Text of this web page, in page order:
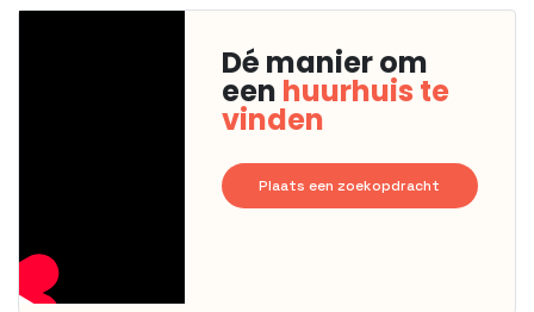
Dé manier om
een huurhuis te
vinden
Plaats een zoekopdracht